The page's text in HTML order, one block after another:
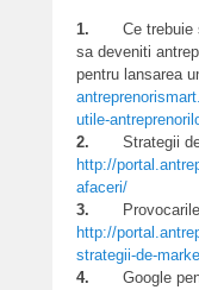
1. Ce trebuie
sa deveniti
pentru lansarea
utile-
2. Strategii de
http://portal.
afaceri/
3. Provocarile
http://portal.
strategii-de-
4. Google